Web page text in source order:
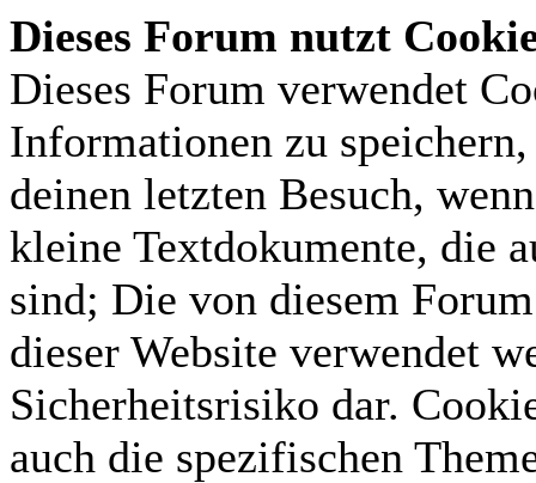
Dieses Forum nutzt
Dieses Forum verwendet
Informationen zu
deinen letzten Besuch,
kleine Textdokumente, die
sind; Die von diesem
dieser Website verwendet
Sicherheitsrisiko dar.
auch die spezifischen